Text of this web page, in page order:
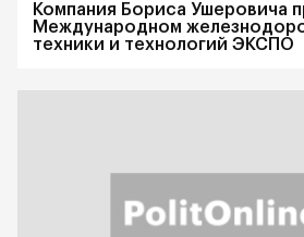
Компания Бориса Ушеровича
Международном
техники и технологий ЭКСПО